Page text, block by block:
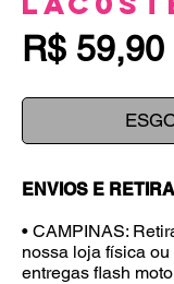
R$ 59,90
ENVIOS E
• CAMPINAS:
nossa loja física
entregas flash moto